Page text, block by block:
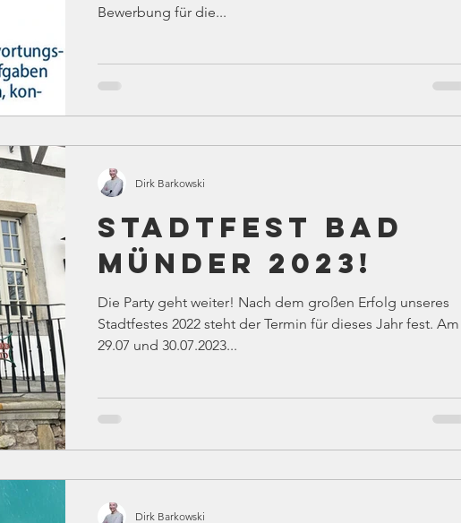
Bewerbung für die...
Stadtfest Bad
Münder 2023!
Die Party geht weiter! Nach dem großen Erfolg unseres
Stadtfestes 2022 steht der Termin für dieses Jahr fest. Am
29.07 und 30.07.2023...
Dirk Barkowski
Dirk Barkowski